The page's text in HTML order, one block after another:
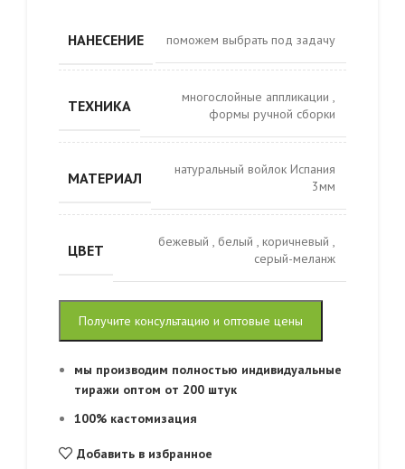
НАНЕСЕНИЕ поможем выбрать под задачу
ТЕХНИКА многослойные аппликации ,
формы ручной сборки
МАТЕРИАЛ
натуральный войлок Испания
3мм
ЦВЕТ бежевый , белый , коричневый ,
серый-меланж
Получите консультацию и оптовые цены
мы производим полностью индивидуальные
тиражи оптом от 200 штук
100% кастомизация
Добавить в избранное